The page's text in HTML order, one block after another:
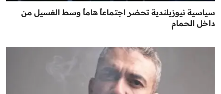
سياسية نيوزيلندية تحضر اجتماعاً هاماً وسط الغسيل من
داخل الحمام